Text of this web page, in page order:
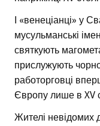
І «венеціанці» у
мусульманські
святкують
прислужують
работорговці
Європу лише в XV
Жителі невідомих